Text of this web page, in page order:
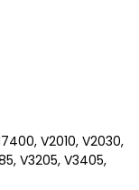
V2010, V2030,
V3205, V3405,